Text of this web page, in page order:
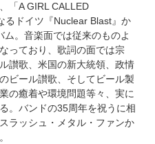
「A GIRL CALLED
るドイツ『Nuclear Blast』か
。音楽面では従来のものよ
っており、歌詞の面では宗
讃歌、米国の新大統領、政情
ビール讃歌、そしてビール製
の癒着や環境問題等々、実に
。バンドの35周年を祝うに相
ラッシュ・メタル・ファンか